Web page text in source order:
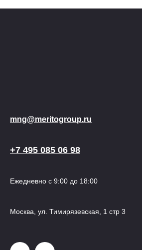
mng@meritogroup.ru
+7 495 085 06 98
Ежедневно с 9:00 до 18:00
Москва, ул. Тимирязевская, 1 стр 3